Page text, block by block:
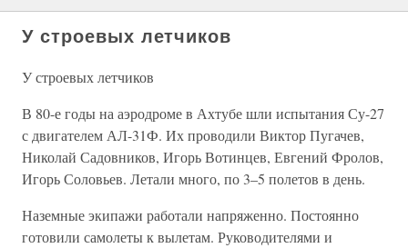
У строевых летчиков
У строевых летчиков
В 80-е годы на аэродроме в Ахтубе шли испытания Су-27
с двигателем АЛ-31Ф. Их проводили Виктор Пугачев,
Николай Садовников, Игорь Вотинцев, Евгений Фролов,
Игорь Соловьев. Летали много, по 3–5 полетов в день.
Наземные экипажи работали напряженно. Постоянно
готовили самолеты к вылетам. Руководителями и